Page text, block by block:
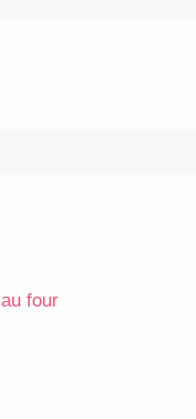
four